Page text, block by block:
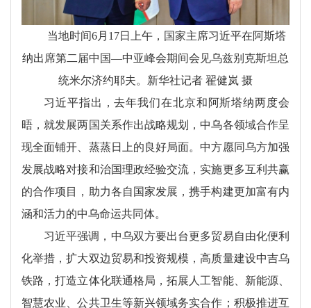
当地时间6月17日上午，国家主席习近平在阿斯塔
纳出席第二届中国—中亚峰会期间会见乌兹别克斯坦总
统米尔济约耶夫。新华社记者 翟健岚 摄
习近平指出，去年我们在北京和阿斯塔纳两度会
晤，就发展两国关系作出战略规划，中乌各领域合作呈
现全面铺开、蒸蒸日上的良好局面。中方愿同乌方加强
发展战略对接和治国理政经验交流，实施更多互利共赢
的合作项目，助力各自国家发展，携手构建更加富有内
涵和活力的中乌命运共同体。
习近平强调，中乌双方要出台更多贸易自由化便利
化举措，扩大双边贸易和投资规模，高质量建设中吉乌
铁路，打造立体化联通格局，拓展人工智能、新能源、
智慧农业、公共卫生等新兴领域务实合作；积极推进互